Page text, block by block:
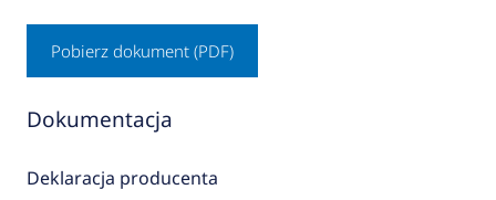
Pobierz dokument (PDF)
Dokumentacja
Deklaracja producenta